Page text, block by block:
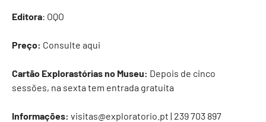
Editora: OQO
Preço: Consulte aqui
Cartão Explorastórias no Museu: Depois de cinco
sessões, na sexta tem entrada gratuita
Informações: visitas@exploratorio.pt | 239 703 897